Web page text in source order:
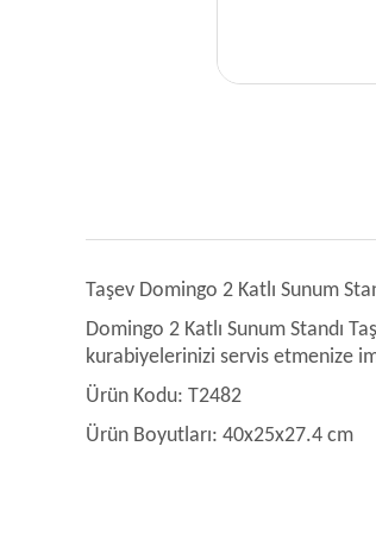
Taşev Domingo 2 Katlı Sunum
Domingo 2 Katlı Sunum Standı
kurabiyelerinizi servis etmenize
Ürün Kodu: T2482
Ürün Boyutları: 40x25x27.4 cm